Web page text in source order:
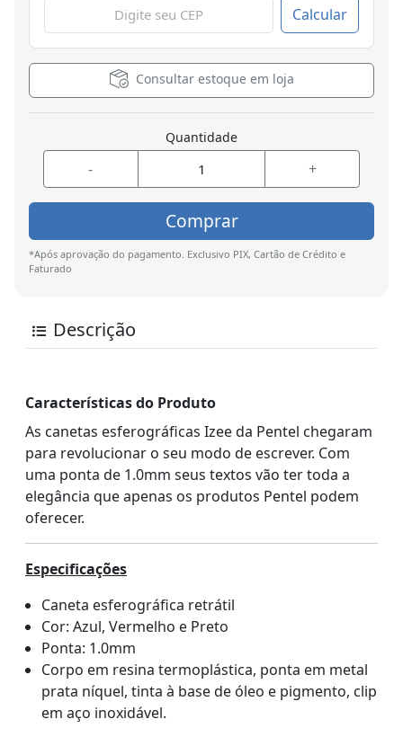
Calcular
Consultar estoque em loja
Quantidade
- +
Comprar
*Após aprovação do pagamento. Exclusivo PIX, Cartão de Crédito e
Faturado
Descrição
Características do Produto
As canetas esferográficas Izee da Pentel chegaram
para revolucionar o seu modo de escrever. Com
uma ponta de 1.0mm seus textos vão ter toda a
elegância que apenas os produtos Pentel podem
oferecer.
Especificações
Caneta esferográfica retrátil
Cor: Azul, Vermelho e Preto
Ponta: 1.0mm
Corpo em resina termoplástica, ponta em metal
prata níquel, tinta à base de óleo e pigmento, clip
em aço inoxidável.